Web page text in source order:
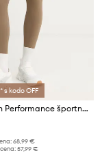
s kodo OFF
Calvin Klein Performance športne pajkice ženske
68,99 €
57,99 €